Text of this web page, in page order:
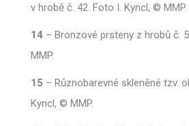
v hrobě č. 42. Foto I. Kyncl, © MMP.
14 – Bronzové prsteny z hrobů č.
MMP.
15 – Různobarevné skleněné tzv.
Kyncl, © MMP.